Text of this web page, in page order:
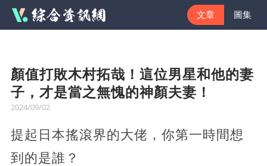
文章 圖集
顏值打敗木村拓哉！這位男星和他的妻
子，才是當之無愧的神顏夫妻！
2024/09/02
提起日本搖滾界的大佬，你第一時間想
到的是誰？